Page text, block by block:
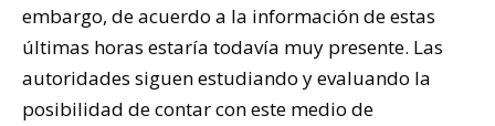
embargo, de acuerdo a la información de estas
últimas horas estaría todavía muy presente. Las
autoridades siguen estudiando y evaluando la
posibilidad de contar con este medio de